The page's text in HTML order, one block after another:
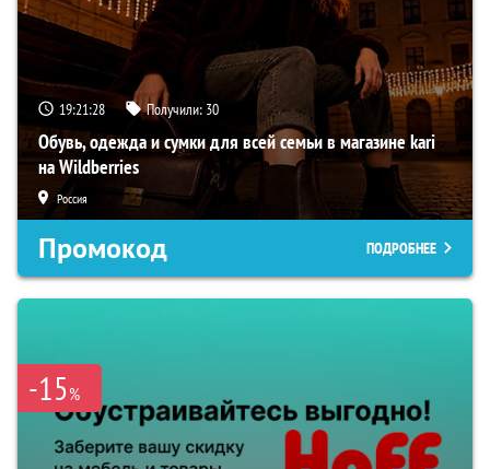
19:21:27 Получили: 30
Обувь, одежда и сумки для всей семьи в магазине kari
на Wildberries
Россия
Промокод ПОДРОБНЕЕ
-15%